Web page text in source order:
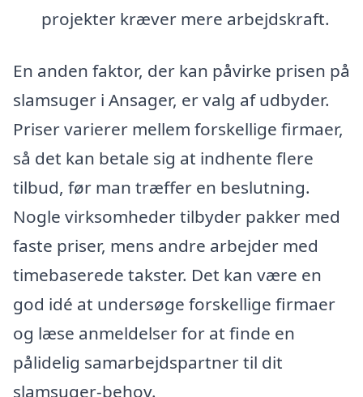
projekter kræver mere arbejdskraft.
En anden faktor, der kan påvirke prisen på
slamsuger i Ansager, er valg af udbyder.
Priser varierer mellem forskellige firmaer,
så det kan betale sig at indhente flere
tilbud, før man træffer en beslutning.
Nogle virksomheder tilbyder pakker med
faste priser, mens andre arbejder med
timebaserede takster. Det kan være en
god idé at undersøge forskellige firmaer
og læse anmeldelser for at finde en
pålidelig samarbejdspartner til dit
slamsuger-behov.